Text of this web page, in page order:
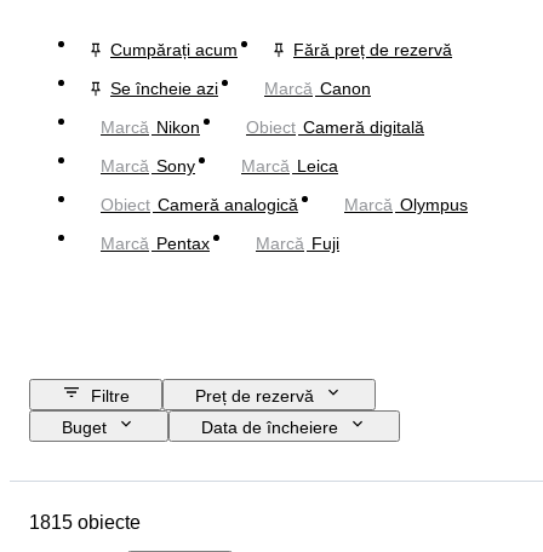
Cumpărați acum
Fără preț de rezervă
Se încheie azi
Marcă Canon
Marcă Nikon Obiect Cameră digitală
Marcă Sony Marcă Leica
Obiect Cameră analogică Marcă Olympus
Marcă Pentax Marcă Fuji
Filtre
Preț de rezervă
Buget
Data de încheiere
Stare
1815 obiecte